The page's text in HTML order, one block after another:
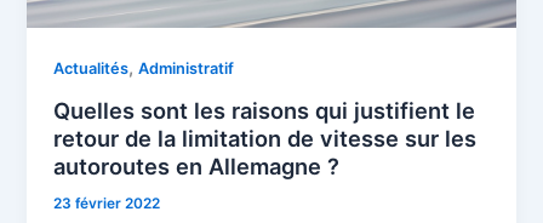
Actualités,Administratif
Quelles sont les raisons qui justifient le
retour de la limitation de vitesse sur les
autoroutes en Allemagne ?
23 février 2022